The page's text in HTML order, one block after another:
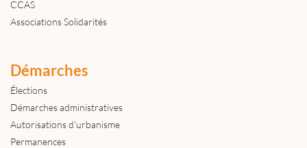
CCAS
Associations Solidarités
Démarches
Élections
Démarches administratives
Autorisations d'urbanisme
Permanences